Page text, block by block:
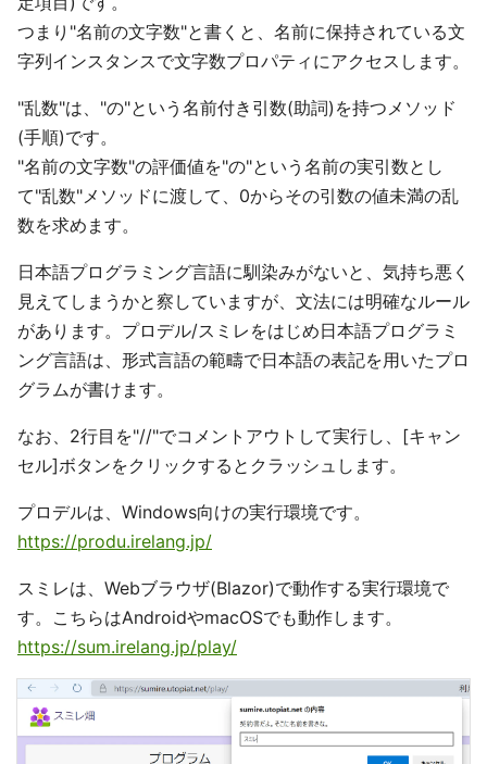
つまり"名前の文字数"と書くと、名前に保持されている文
字列インスタンスで文字数プロパティにアクセスします。
"乱数"は、"の"という名前付き引数(助詞)を持つメソッド
(手順)です。
"名前の文字数"の評価値を"の"という名前の実引数とし
て"乱数"メソッドに渡して、0からその引数の値未満の乱
数を求めます。
日本語プログラミング言語に馴染みがないと、気持ち悪く
見えてしまうかと察していますが、文法には明確なルール
があります。プロデル/スミレをはじめ日本語プログラミ
ング言語は、形式言語の範疇で日本語の表記を用いたプロ
グラムが書けます。
なお、2行目を"//"でコメントアウトして実行し、[キャン
セル]ボタンをクリックするとクラッシュします。
プロデルは、Windows向けの実行環境です。
https://produ.irelang.jp/
スミレは、Webブラウザ(Blazor)で動作する実行環境で
す。こちらはAndroidやmacOSでも動作します。
https://sum.irelang.jp/play/